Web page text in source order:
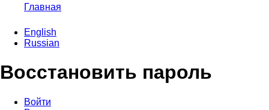
навигации
Главная
English
Russian
Восстановить пароль
Войти